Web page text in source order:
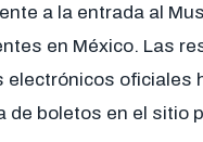
a la entrada al
en México. Las
oficiales
de boletos en el sitio